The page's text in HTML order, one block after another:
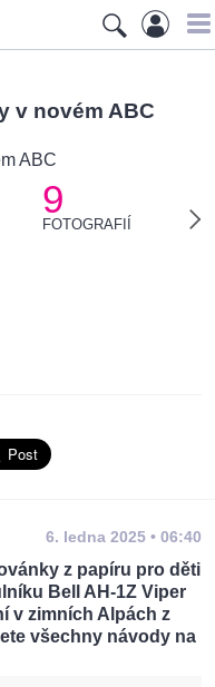
v novém ABC
9
FOTOGRAFIÍ
6. ledna 2025 • 06:40
z papíru pro děti
Bell AH-1Z Viper
v zimních Alpách z
všechny návody na